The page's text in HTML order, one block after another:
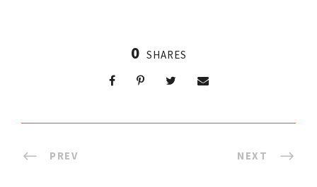
0 SHARES
PREV NEXT